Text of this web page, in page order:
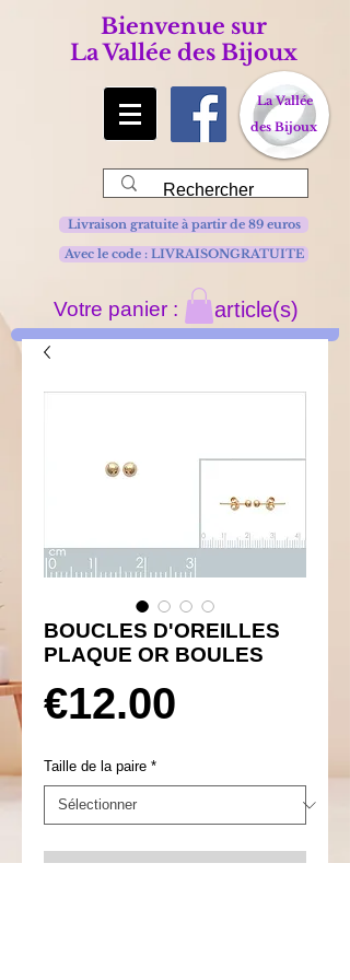
Bienvenue sur
La Vallée des Bijoux
La Vallée
des Bijoux
Avec le code : LIVRAISONGRATUITE
Livraison gratuite à partir de 89 euros
Votre panier : article(s)
BOUCLES D'OREILLES
PLAQUE OR BOULES
€12.00
Taille de la paire *